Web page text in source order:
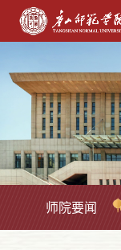
师院要闻